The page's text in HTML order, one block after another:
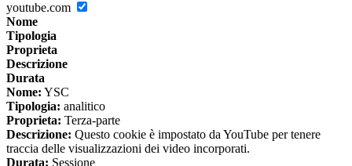
youtube.com
Nome
Tipologia
Proprieta
Descrizione
Durata
Nome: YSC
Tipologia: analitico
Proprieta: Terza-parte
Descrizione: Questo cookie è impostato da YouTube per tenere
traccia delle visualizzazioni dei video incorporati.
Durata: Sessione